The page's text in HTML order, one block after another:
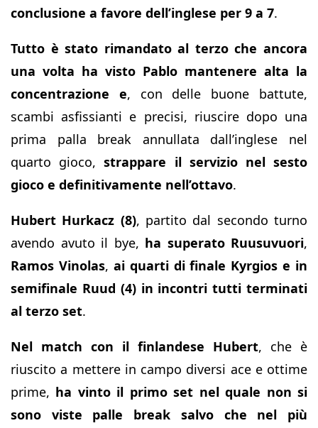
conclusione a favore dell’inglese per 9 a 7.
Tutto è stato rimandato al terzo che ancora
una volta ha visto Pablo mantenere alta la
concentrazione e, con delle buone battute,
scambi asfissianti e precisi, riuscire dopo una
prima palla break annullata dall’inglese nel
quarto gioco,strappare il servizio nel sesto
gioco e definitivamente nell’ottavo.
Hubert Hurkacz (8), partito dal secondo turno
avendo avuto il bye, ha superato Ruusuvuori,
Ramos Vinolas, ai quarti di finale Kyrgios e in
semifinale Ruud (4) in incontri tutti terminati
al terzo set.
Nel match con il finlandese Hubert, che è
riuscito a mettere in campo diversi ace e ottime
prime, ha vinto il primo set nel quale non si
sono viste palle break salvo che nel più